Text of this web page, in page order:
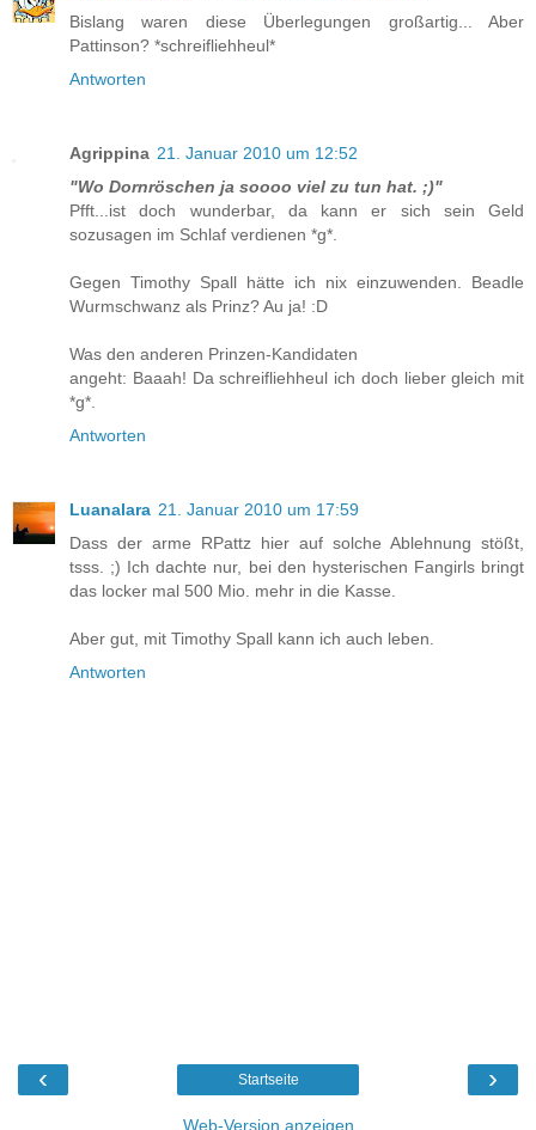
Bislang waren diese Überlegungen großartig... Aber
Pattinson? *schreifliehheul*
Antworten
Agrippina 21. Januar 2010 um 12:52
"Wo Dornröschen ja soooo viel zu tun hat. ;)"
Pfft...ist doch wunderbar, da kann er sich sein Geld
sozusagen im Schlaf verdienen *g*.
Gegen Timothy Spall hätte ich nix einzuwenden. Beadle
Wurmschwanz als Prinz? Au ja! :D
Was den anderen Prinzen-Kandidaten
angeht: Baaah! Da schreifliehheul ich doch lieber gleich mit
*g*.
Antworten
Luanalara 21. Januar 2010 um 17:59
Dass der arme RPattz hier auf solche Ablehnung stößt,
tsss. ;) Ich dachte nur, bei den hysterischen Fangirls bringt
das locker mal 500 Mio. mehr in die Kasse.
Aber gut, mit Timothy Spall kann ich auch leben.
Antworten
‹ ›
Startseite
Web-Version anzeigen